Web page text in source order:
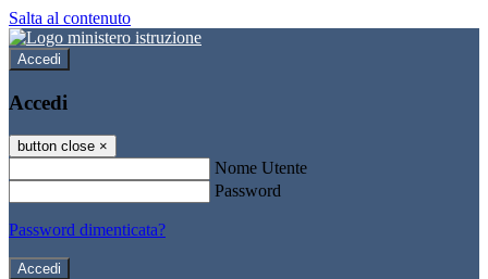
Salta al contenuto
Accedi
Accedi
button close ×
Nome Utente
Password
Password dimenticata?